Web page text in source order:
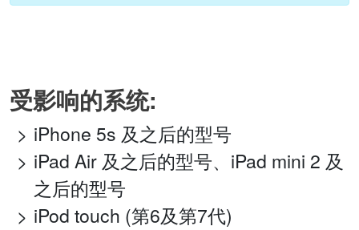
受影响的系统:
iPhone 5s 及之后的型号
iPad Air 及之后的型号、iPad mini 2 及
之后的型号
iPod touch (第6及第7代)